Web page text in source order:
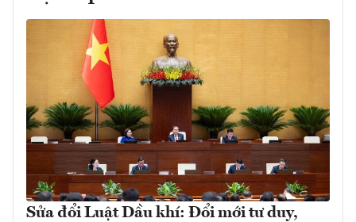
Sửa đổi Luật Dầu khí: Đổi mới tư duy,